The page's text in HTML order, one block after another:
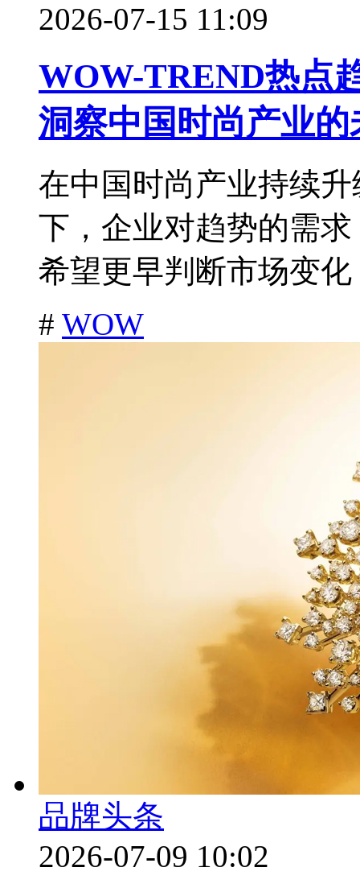
2026-07-15 11:09
WOW-TREND热点
洞察中国时尚产业的
在中国时尚产业持续
下，企业对趋势的需
希望更早判断市场变
# WOW
品牌头条
2026-07-09 10:02